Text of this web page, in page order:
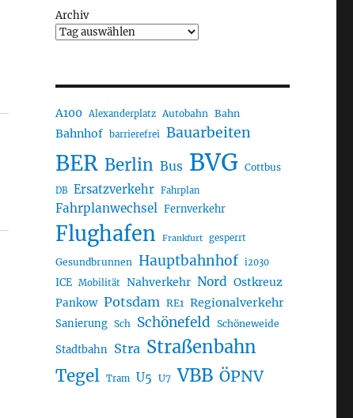
Archiv
A100 Alexanderplatz Autobahn Bahn
Bahnhof barrierefrei Bauarbeiten
BER Berlin Bus BVG Cottbus
DB Ersatzverkehr Fahrplan
Fahrplanwechsel Fernverkehr
Flughafen Frankfurt gesperrt
Gesundbrunnen Hauptbahnhof i2030
ICE Mobilität Nahverkehr Nord Ostkreuz
Pankow Potsdam RE1 Regionalverkehr
Sanierung Sch Schönefeld Schöneweide
Stadtbahn Stra Straßenbahn
Tegel Tram U5 U7 VBB ÖPNV